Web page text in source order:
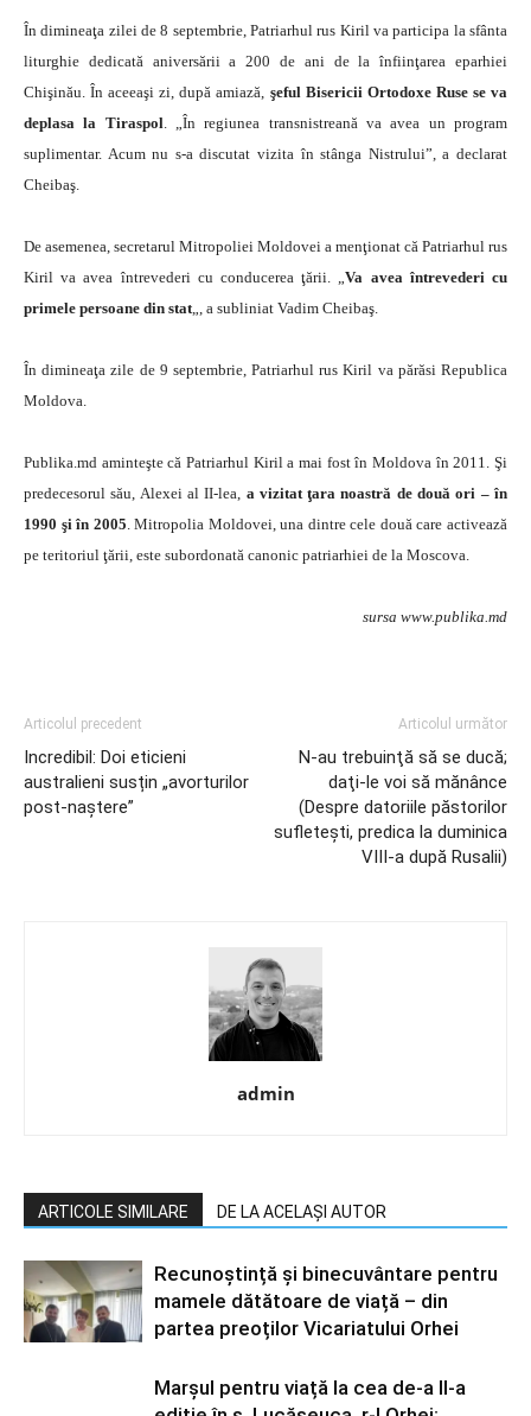
În dimineaţa zilei de 8 septembrie, Patriarhul rus Kiril va participa la sfânta
liturghie dedicată aniversării a 200 de ani de la înfiinţarea eparhiei
Chişinău. În aceeaşi zi, după amiază, şeful Bisericii Ortodoxe Ruse se va
deplasa la Tiraspol. „În regiunea transnistreană va avea un program
suplimentar. Acum nu s-a discutat vizita în stânga Nistrului”, a declarat
Cheibaş.
De asemenea, secretarul Mitropoliei Moldovei a menţionat că Patriarhul rus
Kiril va avea întrevederi cu conducerea ţării. „Va avea întrevederi cu
primele persoane din stat„, a subliniat Vadim Cheibaş.
În dimineaţa zile de 9 septembrie, Patriarhul rus Kiril va părăsi Republica
Moldova.
Publika.md aminteşte că Patriarhul Kiril a mai fost în Moldova în 2011. Şi
predecesorul său, Alexei al II-lea, a vizitat ţara noastră de două ori – în
1990 şi în 2005. Mitropolia Moldovei, una dintre cele două care activează
pe teritoriul ţării, este subordonată canonic patriarhiei de la Moscova.
sursa www.publika.md
Articolul precedent
Incredibil: Doi eticieni
australieni susțin „avorturilor
post-naștere”
Articolul următor
N-au trebuinţă să se ducă;
daţi-le voi să mănânce
(Despre datoriile păstorilor
sufleteşti, predica la duminica
VIII-a după Rusalii)
admin
ARTICOLE SIMILARE DE LA ACELAȘI AUTOR
Recunoștință și binecuvântare pentru
mamele dătătoare de viață – din
partea preoților Vicariatului Orhei
Marșul pentru viață la cea de-a II-a